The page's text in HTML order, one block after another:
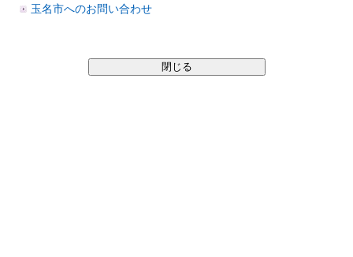
玉名市へのお問い合わせ